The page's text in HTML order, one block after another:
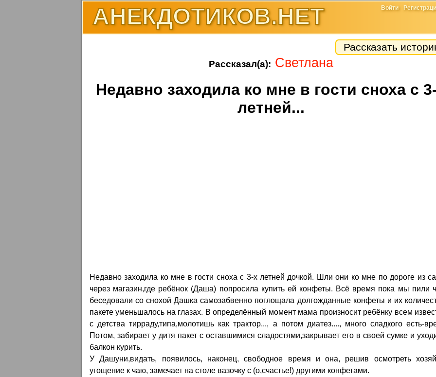
АНЕКДОТИКОВ.НЕТ Войти
Рассказать
Рассказал(а): Светлана
Недавно заходила ко мне в гости сноха с
летней...
Недавно заходила ко мне в гости сноха с 3-х летней дочкой. Шли они ко мне по дороге из
через магазин,где ребёнок (Даша) попросила купить ей конфеты. Всё время пока мы пили
беседовали со снохой Дашка самозабвенно поглощала долгожданные конфеты и их
пакете уменьшалось на глазах. В определённый момент мама произносит ребёнку всем
с детства тирраду,типа,молотишь как трактор..., а потом диатез...., много сладкого есть-
Потом, забирает у дитя пакет с оставшимися сладостями,закрывает его в своей сумке и
балкон курить.
У Дашуни,видать, появилось, наконец, свободное время и она, решив осмотреть
угощение к чаю, замечает на столе вазочку с (о,счастье!) другими конфетами.